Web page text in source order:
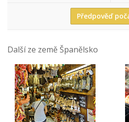
Předpověď
Další ze země Španělsko